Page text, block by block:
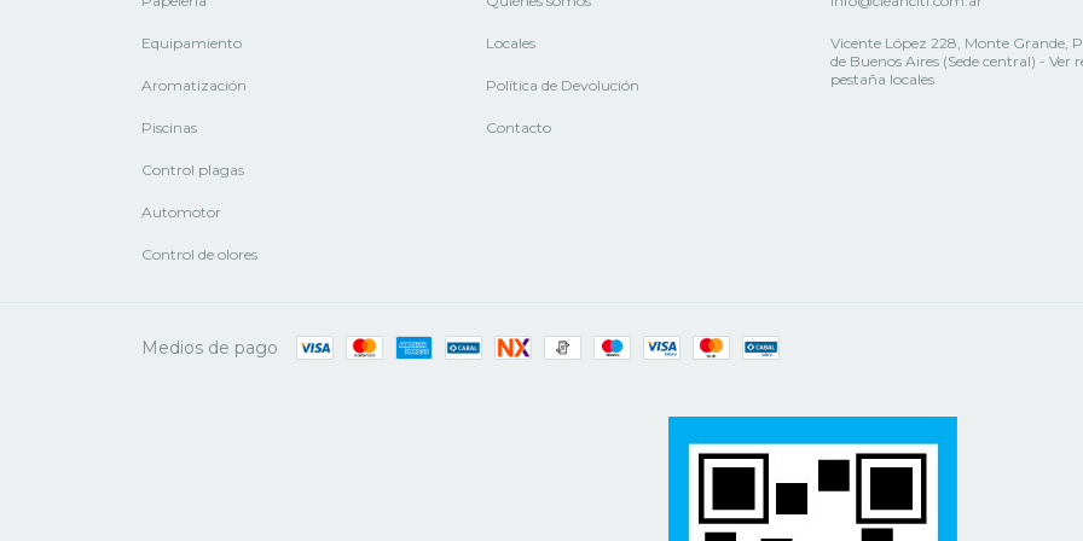
Equipamiento
Aromatización
Piscinas
Control plagas
Automotor
Control de olores
Locales
Política de Devolución
Contacto
Vicente López 228, Monte Grande,
de Buenos Aires (Sede central) - Ver
pestaña locales
Medios de pago